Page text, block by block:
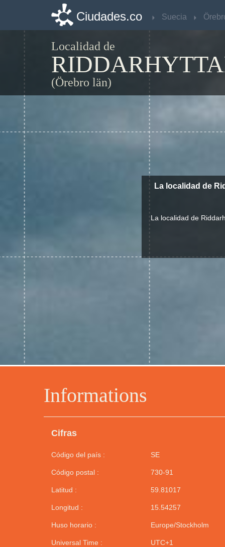
Ciudades.co Suecia
Localidad de
(Örebro län)
Informations
Cifras
Código del país : SE
Código postal : 730-91
Latitud : 59.81017
Longitud : 15.54257
Huso horario : Europe/Stockholm
Universal Time : UTC+1
La localidad de
La localidad de
Ciudades.co Suecia